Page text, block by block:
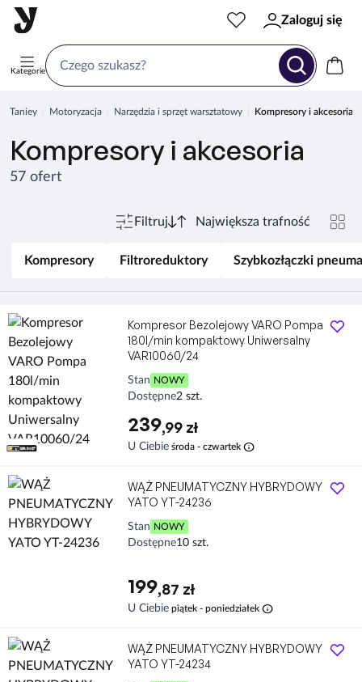
Kategorie
Zaloguj się
Taniey Motoryzacja Narzędzia i sprzęt warsztatowy Kompresory i akcesoria
Kompresory i akcesoria
57 ofert
Filtruj
Kompresory Filtroreduktory Szybkozłączki
Kompresor Bezolejowy VARO Pompa
180l/min kompaktowy Uniwersalny
VAR10060/24
Stan NOWY
Dostępne2 szt.
239,99 zł
U Ciebie środa - czwartek info
WĄŻ PNEUMATYCZNY HYBRYDOWY
YATO YT-24236
Stan NOWY
Dostępne10 szt.
199,87 zł
U Ciebie piątek - poniedziałek info
WĄŻ PNEUMATYCZNY HYBRYDOWY
YATO YT-24234